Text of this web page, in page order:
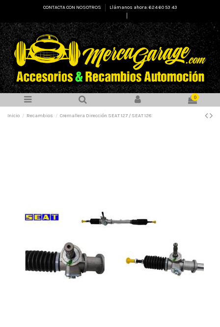
CONTACTA CON NOSOTROS
Llámanos ahora: 624 60 53 43
0
Inicio Recambios Cremallera Dirección SEAT 127 / SEAT 128